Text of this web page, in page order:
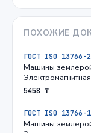
ПОХОЖИЕ
ГОСТ ISO 13766-
Машины
5458 ₸
ГОСТ ISO 13766-
Машины